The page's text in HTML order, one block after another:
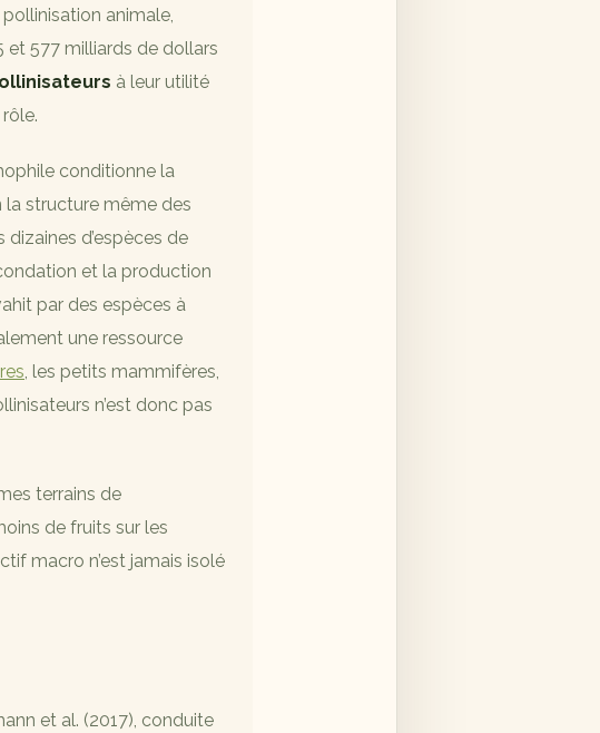
animale,
et 577 milliards de dollars
à leur utilité
conditionne la
la structure même des
dizaines d’espèces de
et la production
par des espèces à
une ressource
, les petits mammifères,
n’est donc pas
terrains de
de fruits sur les
macro n’est jamais isolé
et al. (2017), conduite